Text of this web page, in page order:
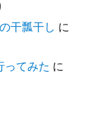
干瓢干し に
てみた に